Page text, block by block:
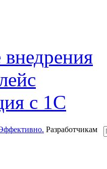
с 1С
Разработчикам